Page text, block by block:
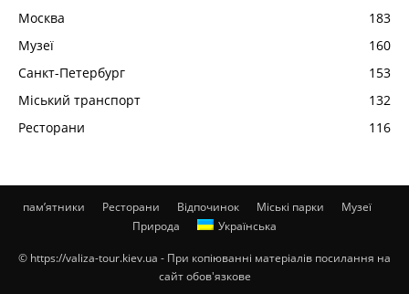
Москва
183
Музеї
160
Санкт-Петербург
153
Міський транспорт
132
Ресторани
116
пам’ятники Ресторани Відпочинок Міські парки
Музеї
Природа
Українська
© https://valiza-tour.kiev.ua - При копіюванні матеріалів посилання на
сайт обов'язкове